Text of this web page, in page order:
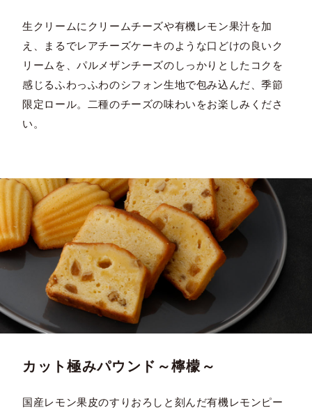
生クリームにクリームチーズや有機レモン果汁を加
え、まるでレアチーズケーキのような口どけの良いク
リームを、パルメザンチーズのしっかりとしたコクを
感じるふわっふわのシフォン生地で包み込んだ、季節
限定ロール。二種のチーズの味わいをお楽しみくださ
い。
カット極みパウンド～檸檬～
国産レモン果皮のすりおろしと刻んだ有機レモンピー